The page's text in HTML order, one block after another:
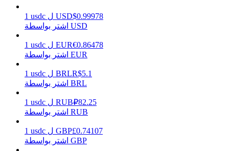
تعلم كيفية البقاء مربحة
يكسب
1 usdc ل USD$0.99978
اشتر بواسطة USD
1 usdc ل EUR€0.86478
اشتر بواسطة EUR
1 usdc ل BRLR$5.1
اشتر بواسطة BRL
1 usdc ل RUB₽82.25
اشتر بواسطة RUB
1 usdc ل GBP£0.74107
اشتر بواسطة GBP